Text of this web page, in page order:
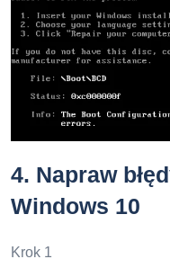
4. Napraw
Windows 10
Krok 1